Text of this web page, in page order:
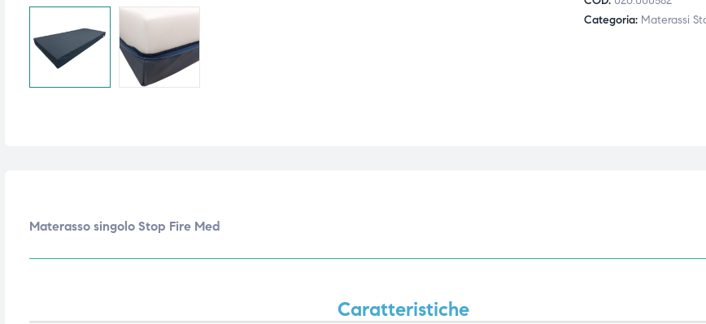
Categoria: Materassi
Materasso singolo Stop Fire Med
Caratteristiche